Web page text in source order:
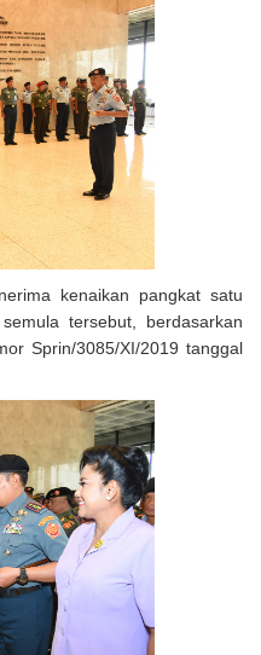
kenaikan pangkat satu
tersebut, berdasarkan
Sprin/3085/XI/2019 tanggal